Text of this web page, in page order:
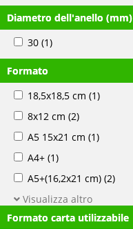
Diametro dell'anello (mm)
30 (1)
Formato
18,5x18,5 cm (1)
8x12 cm (2)
A5 15x21 cm (1)
A4+ (1)
A5+(16,2x21 cm) (2)
Visualizza altro
Formato carta utilizzabile